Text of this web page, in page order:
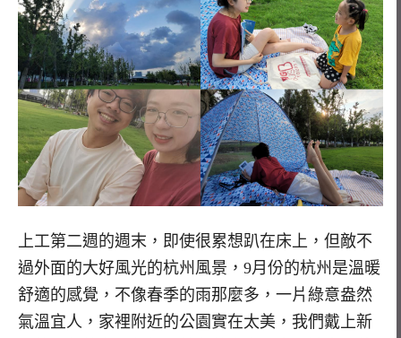
上工第二週的週末，即使很累想趴在床上，但敵不
過外面的大好風光的杭州風景，9月份的杭州是溫暖
舒適的感覺，不像春季的雨那麼多，一片綠意盎然
氣溫宜人，家裡附近的公園實在太美，我們戴上新